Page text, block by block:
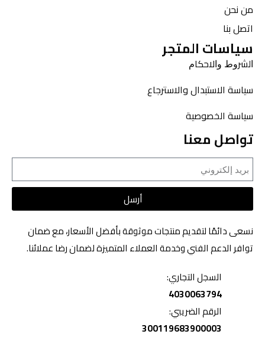
من نحن
اتصل بنا
سياسات المتجر
ﺍﻟﺸﺮﻭﻁ ﻭﺍﻻﺣﻜﺎﻡ
سياسة الاستبدال والاسترجاع
سياسة الخصوصية
تواصل معنا
أرسل
نسعى دائمًا لتقديم منتجات موثوقة بأفضل الأسعار، مع ضمان
توافر الدعم الفني وخدمة العملاء المتميزة لضمان رضا عملائنا.
السجل التجاري:
4030063794
الرقم الضريبي:
300119683900003